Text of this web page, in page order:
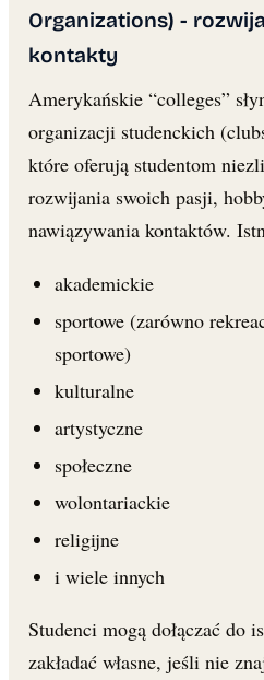
Organizations) -
kontakty
Amerykańskie “colleges”
organizacji studenckich
które oferują studentom
rozwijania swoich pasji,
nawiązywania kontaktów.
akademickie
sportowe (zarówno
sportowe)
kulturalne
artystyczne
społeczne
wolontariackie
religijne
i wiele innych
Studenci mogą dołączać do
zakładać własne, jeśli nie